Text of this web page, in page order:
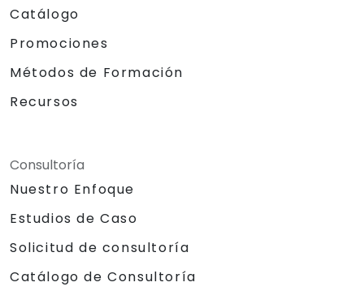
Catálogo
Promociones
Métodos de Formación
Recursos
Consultoría
Nuestro Enfoque
Estudios de Caso
Solicitud de consultoría
Catálogo de Consultoría